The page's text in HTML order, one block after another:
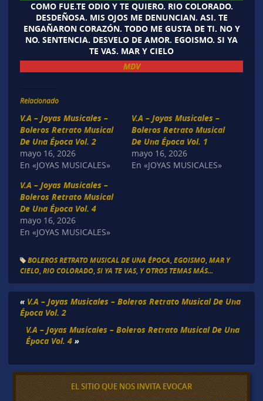
COMO FUE.TE ODIO Y TE QUIERO. RIO COLORADO.
DESDEÑOSA. MIS OJOS ME DENUNCIAN. ASI. TE
ENGAÑARON CORAZÓN. TODO ME GUSTA DE TI. NO Y
NO. SENTENCIA. DESVELO DE AMOR. EGOISMO. SI YA
TE VAS. MAR Y CIELO
MDV
Relacionado
V.A – Joyas Musicales –
Boleros Retrato Musical
De Una Época Vol. 2
mayo 16, 2026
En «JOYAS MUSICALES»
V.A – Joyas Musicales –
Boleros Retrato Musical
De Una Época Vol. 1
mayo 16, 2026
En «JOYAS MUSICALES»
V.A – Joyas Musicales –
Boleros Retrato Musical
De Una Época Vol. 4
mayo 16, 2026
En «JOYAS MUSICALES»
BOLEROS RETRATO MUSICAL DE UNA ÉPOCA EGOISMO, MAR Y
CIELO, RIO COLORADO, SI YA TE VAS, Y OTROS TEMAS MÁS...
« V.A – Joyas Musicales – Boleros Retrato Musical De Una
Época Vol. 2
V.A – Joyas Musicales – Boleros Retrato Musical De Una
Época Vol. 4 »
EL SITIO QUE NOS INVITA EVOCAR